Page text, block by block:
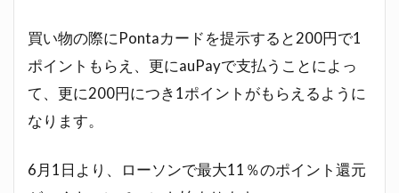
買い物の際にPontaカードを提示すると200円で1
ポイントもらえ、更にauPayで支払うことによっ
て、更に200円につき1ポイントがもらえるように
なります。
6月1日より、ローソンで最大11％のポイント還元